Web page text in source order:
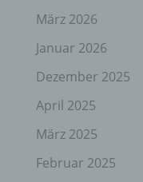
März 2026
Januar 2026
Dezember 2025
April 2025
März 2025
Februar 2025